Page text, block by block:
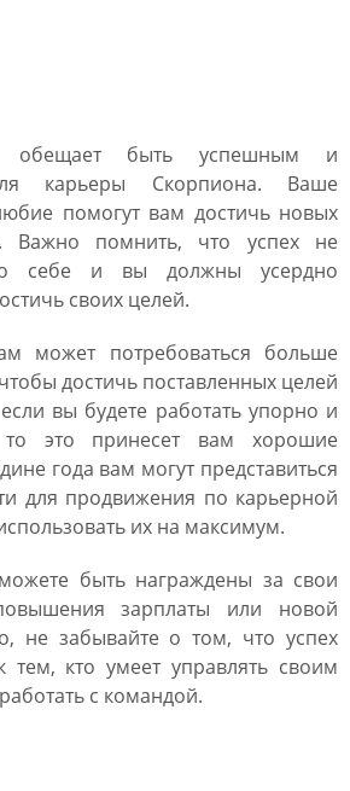
обещает быть успешным и
карьеры Скорпиона. Ваше
помогут вам достичь новых
Важно помнить, что успех не
себе и вы должны усердно
своих целей.
может потребоваться больше
достичь поставленных целей
вы будете работать упорно и
то это принесет вам хорошие
года вам могут представиться
для продвижения по карьерной
их на максимум.
быть награждены за свои
зарплаты или новой
не забывайте о том, что успех
тем, кто умеет управлять своим
с командой.